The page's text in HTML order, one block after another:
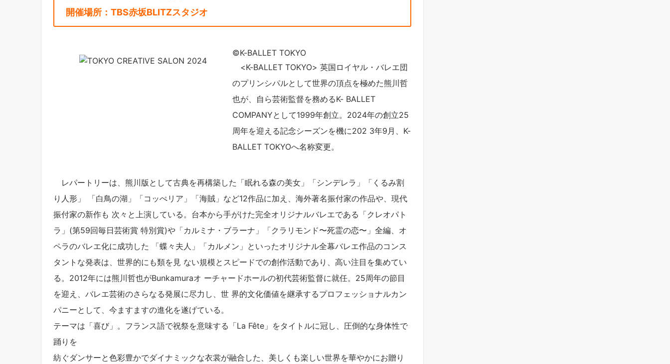
開催場所： TBS赤坂BLITZスタジオ
©K-BALLET TOKYO
<K-BALLET TOKYO> 英国ロイヤル・バレエ団
のプリンシパルとして世界の頂点を極めた熊川哲
也が、自ら芸術監督を務めるK- BALLET
COMPANYとして1999年創立。2024年の創立25
周年を迎える記念シーズンを機に202 3年9月、K-
BALLET TOKYOへ名称変更。
レパートリーは、熊川版として古典を再構築した「眠れる森の美女」「シンデレラ」「くるみ割
り人形」 「白鳥の湖」「コッぺリア」「海賊」など12作品に加え、海外著名振付家の作品や、現代
振付家の新作も 次々と上演している。台本から手がけた完全オリジナルバレエである「クレオパト
ラ」(第59回毎日芸術賞 特別賞)や「カルミナ・ブラーナ」「クラリモンド〜死霊の恋〜」全編、オ
ペラのバレエ化に成功した 「蝶々夫人」「カルメン」といったオリジナル全幕バレエ作品のコンス
タントな発表は、世界的にも類を見 ない規模とスピードでの創作活動であり、高い注目を集めてい
る。2012年には熊川哲也がBunkamuraオ ーチャードホールの初代芸術監督に就任。25周年の節目
を迎え、バレエ芸術のさらなる発展に尽力し、世 界的文化価値を継承するプロフェッショナルカン
パニーとして、今ますますの進化を遂げている。
テーマは「喜び」。フランス語で祝祭を意味する「La Fête」をタイトルに冠し、圧倒的な身体性で
踊りを
紡ぐダンサーと色彩豊かでダイナミックな衣裳が融合した、美しくも楽しい世界を華やかにお贈り